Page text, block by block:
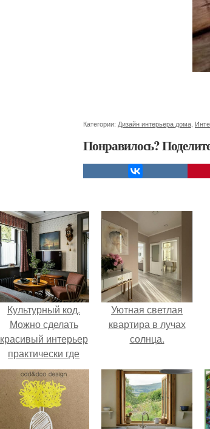
Категории: Дизайн интерьера дома
Понравилось?
Культурный код.
Можно сделать
красивый интерьер
практически где
угодно.
Уютная светлая
квартира в лучах
солнца.